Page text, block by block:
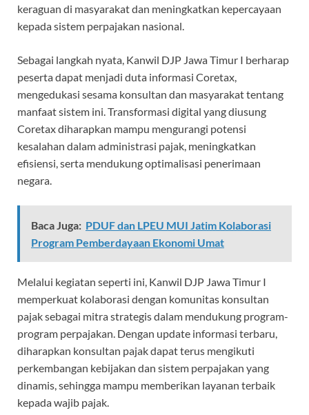
keraguan di masyarakat dan meningkatkan kepercayaan
kepada sistem perpajakan nasional.
Sebagai langkah nyata, Kanwil DJP Jawa Timur I berharap
peserta dapat menjadi duta informasi Coretax,
mengedukasi sesama konsultan dan masyarakat tentang
manfaat sistem ini. Transformasi digital yang diusung
Coretax diharapkan mampu mengurangi potensi
kesalahan dalam administrasi pajak, meningkatkan
efisiensi, serta mendukung optimalisasi penerimaan
negara.
Baca Juga: PDUF dan LPEU MUI Jatim Kolaborasi
Program Pemberdayaan Ekonomi Umat
Melalui kegiatan seperti ini, Kanwil DJP Jawa Timur I
memperkuat kolaborasi dengan komunitas konsultan
pajak sebagai mitra strategis dalam mendukung program-
program perpajakan. Dengan update informasi terbaru,
diharapkan konsultan pajak dapat terus mengikuti
perkembangan kebijakan dan sistem perpajakan yang
dinamis, sehingga mampu memberikan layanan terbaik
kepada wajib pajak.